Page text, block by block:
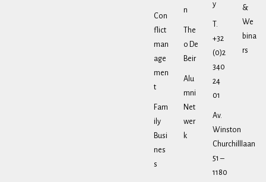
Con
flict
man
age
men
t
Fam
ily
Busi
nes
s
n
The
o De
Beir
Alu
mni
Net
wer
k
y
T.
+32
(0)2
340
24
01
Av.
Winston
Churchilllaan
51 –
1180
&
We
bina
rs